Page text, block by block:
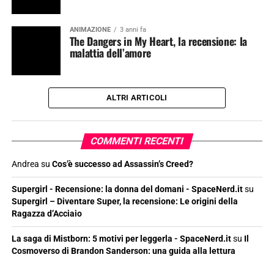
ANIMAZIONE 3 anni fa
The Dangers in My Heart, la recensione: la
malattia dell’amore
ALTRI ARTICOLI
COMMENTI RECENTI
Andrea su Cos’è successo ad Assassin’s Creed?
Supergirl - Recensione: la donna del domani - SpaceNerd.itsu
Supergirl – Diventare Super, la recensione: Le origini della
Ragazza d’Acciaio
La saga di Mistborn: 5 motivi per leggerla - SpaceNerd.itsu Il
Cosmoverso di Brandon Sanderson: una guida alla lettura